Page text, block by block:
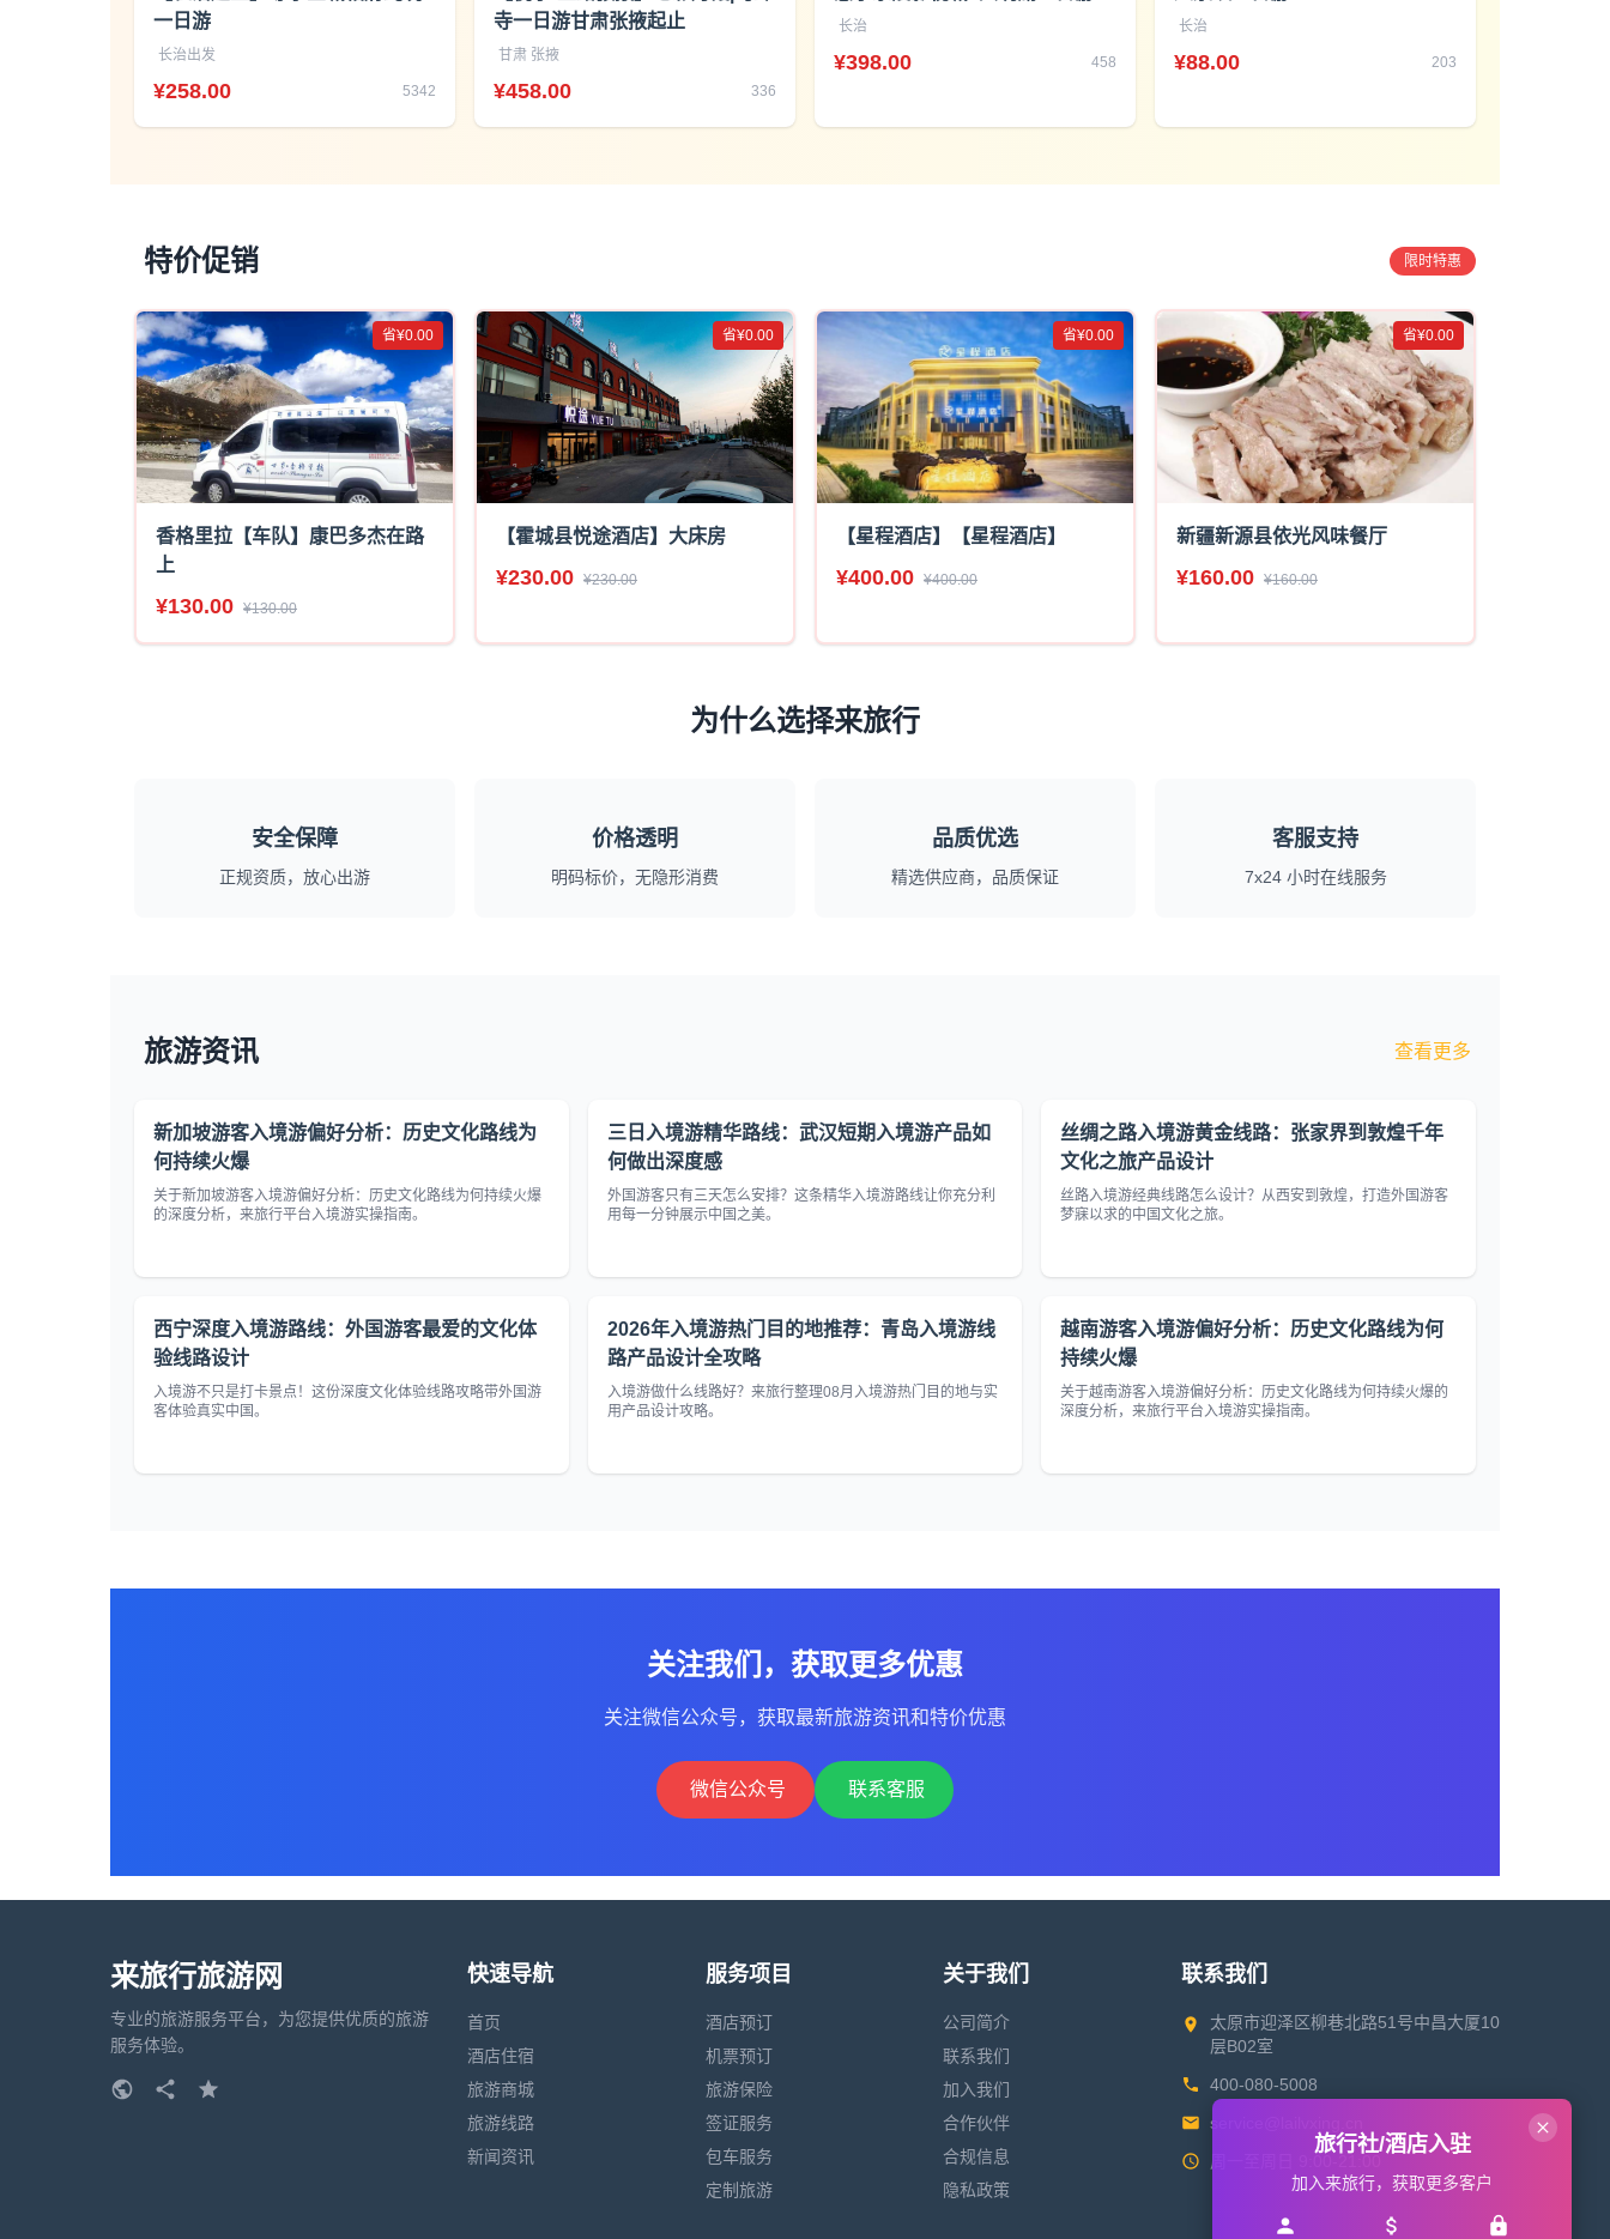
一日游
长治出发
¥258.00 5342
寺一日游甘肃张掖起止
甘肃 张掖
¥458.00 336
长治
¥398.00 458
长治
¥88.00 203
特价促销 限时特惠
省¥0.00
香格里拉【车队】康巴多杰在路
上
¥130.00 ¥130.00
省¥0.00
【霍城县悦途酒店】大床房
¥230.00 ¥230.00
省¥0.00
【星程酒店】【星程酒店】
¥400.00 ¥400.00
省¥0.00
新疆新源县依光风味餐厅
¥160.00 ¥160.00
为什么选择来旅行
安全保障
正规资质，放心出游
价格透明
明码标价，无隐形消费
品质优选
精选供应商，品质保证
客服支持
7x24 小时在线服务
旅游资讯 查看更多
新加坡游客入境游偏好分析：历史文化路线为
何持续火爆
关于新加坡游客入境游偏好分析：历史文化路线为何持续火爆
的深度分析，来旅行平台入境游实操指南。
三日入境游精华路线：武汉短期入境游产品如
何做出深度感
外国游客只有三天怎么安排？这条精华入境游路线让你充分利
用每一分钟展示中国之美。
丝绸之路入境游黄金线路：张家界到敦煌千年
文化之旅产品设计
丝路入境游经典线路怎么设计？从西安到敦煌，打造外国游客
梦寐以求的中国文化之旅。
西宁深度入境游路线：外国游客最爱的文化体
验线路设计
入境游不只是打卡景点！这份深度文化体验线路攻略带外国游
客体验真实中国。
2026年入境游热门目的地推荐：青岛入境游线
路产品设计全攻略
入境游做什么线路好？来旅行整理08月入境游热门目的地与实
用产品设计攻略。
越南游客入境游偏好分析：历史文化路线为何
持续火爆
关于越南游客入境游偏好分析：历史文化路线为何持续火爆的
深度分析，来旅行平台入境游实操指南。
关注我们，获取更多优惠
关注微信公众号，获取最新旅游资讯和特价优惠
微信公众号 联系客服
来旅行旅游网
专业的旅游服务平台，为您提供优质的旅游
服务体验。
快速导航
首页
酒店住宿
旅游商城
旅游线路
新闻资讯
服务项目
酒店预订
机票预订
旅游保险
签证服务
包车服务
定制旅游
关于我们
公司简介
联系我们
加入我们
合作伙伴
合规信息
隐私政策
联系我们
太原市迎泽区柳巷北路51号中昌大厦10
层B02室
400-080-5008
service@lailvxing.cn
周一至周日 9:00-21:00
旅行社/酒店入驻
加入来旅行，获取更多客户